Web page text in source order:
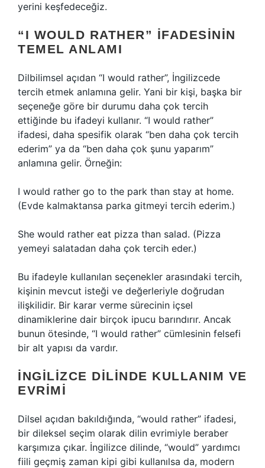
yerini keşfedeceğiz.
“I WOULD RATHER” İFADESININ
TEMEL ANLAMI
Dilbilimsel açıdan “I would rather”, İngilizcede
tercih etmek anlamına gelir. Yani bir kişi, başka bir
seçeneğe göre bir durumu daha çok tercih
ettiğinde bu ifadeyi kullanır. “I would rather”
ifadesi, daha spesifik olarak “ben daha çok tercih
ederim” ya da “ben daha çok şunu yaparım”
anlamına gelir. Örneğin:
I would rather go to the park than stay at home.
(Evde kalmaktansa parka gitmeyi tercih ederim.)
She would rather eat pizza than salad. (Pizza
yemeyi salatadan daha çok tercih eder.)
Bu ifadeyle kullanılan seçenekler arasındaki tercih,
kişinin mevcut isteği ve değerleriyle doğrudan
ilişkilidir. Bir karar verme sürecinin içsel
dinamiklerine dair birçok ipucu barındırır. Ancak
bunun ötesinde, “I would rather” cümlesinin felsefi
bir alt yapısı da vardır.
İNGILIZCE DILINDE KULLANIM VE
EVRIMI
Dilsel açıdan bakıldığında, “would rather” ifadesi,
bir dileksel seçim olarak dilin evrimiyle beraber
karşımıza çıkar. İngilizce dilinde, “would” yardımcı
fiili geçmiş zaman kipi gibi kullanılsa da, modern